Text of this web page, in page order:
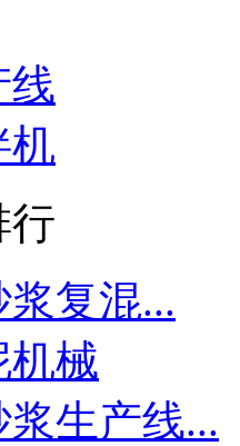
线
机
行
复混...
机械
生产线...